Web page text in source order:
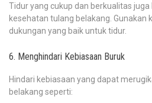
Tidur yang cukup dan berkualitas
kesehatan tulang belakang. Gunakan
dukungan yang baik untuk tidur.
6. Menghindari Kebiasaan Buruk
Hindari kebiasaan yang dapat
belakang seperti: